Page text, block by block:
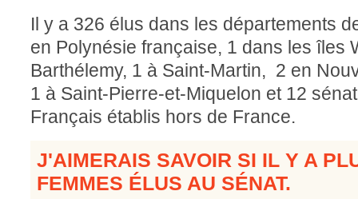
Il y a 326 élus dans les départements
en Polynésie française, 1 dans les îles
Barthélemy, 1 à Saint-Martin, 2 en
1 à Saint-Pierre-et-Miquelon et 12
Français établis hors de France.
J'AIMERAIS SAVOIR SI IL Y A
FEMMES ÉLUS AU SÉNAT.